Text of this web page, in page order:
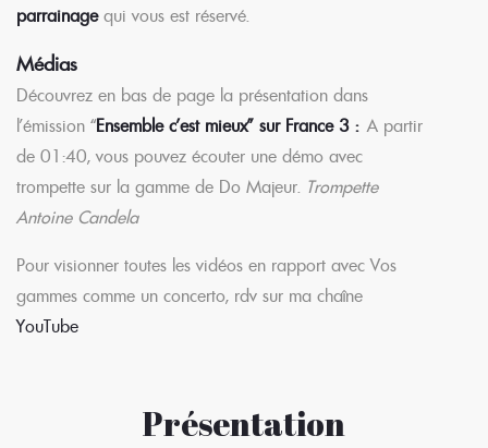
parrainagequi vous est réservé.
Médias
Découvrez en bas de page la présentation dans
l’émission “Ensemble c’est mieux” sur France 3 :A partir
de 01:40, vous pouvez écouter une démo avec
trompette sur la gamme de Do Majeur. Trompette
Antoine Candela
Pour visionner toutes les vidéos en rapport avec Vos
gammes comme un concerto, rdv sur ma chaîne
YouTube
Présentation